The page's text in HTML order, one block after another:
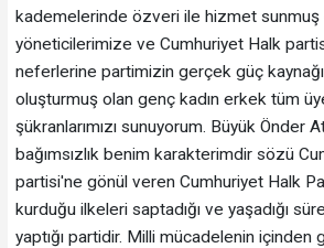
kademelerinde özveri ile hizmet sunmuş
yöneticilerimize ve Cumhuriyet Halk
neferlerine partimizin gerçek güç
oluşturmuş olan genç kadın erkek tüm
şükranlarımızı sunuyorum. Büyük Önder
bağımsızlık benim karakterimdir sözü
partisi'ne gönül veren Cumhuriyet Halk
kurduğu ilkeleri saptadığı ve yaşadığı
yaptığı partidir. Milli mücadelenin içinden